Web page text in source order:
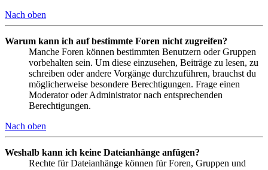
Nach oben
Warum kann ich auf bestimmte Foren nicht zugreifen?
Manche Foren können bestimmten Benutzern oder Gruppen
vorbehalten sein. Um diese einzusehen, Beiträge zu lesen, zu
schreiben oder andere Vorgänge durchzuführen, brauchst du
möglicherweise besondere Berechtigungen. Frage einen
Moderator oder Administrator nach entsprechenden
Berechtigungen.
Nach oben
Weshalb kann ich keine Dateianhänge anfügen?
Rechte für Dateianhänge können für Foren, Gruppen und